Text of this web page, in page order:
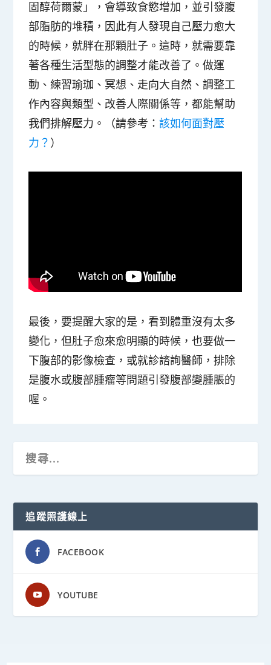
固醇荷爾蒙」，會導致食慾增加，並引發腹
部脂肪的堆積，因此有人發現自己壓力愈大
的時候，就胖在那顆肚子。這時，就需要靠
著各種生活型態的調整才能改善了。做運
動、練習瑜珈、冥想、走向大自然、調整工
作內容與類型、改善人際關係等，都能幫助
我們排解壓力。（請參考：該如何面對壓
力？ ）
最後，要提醒大家的是，看到體重沒有太多
變化，但肚子愈來愈明顯的時候，也要做一
下腹部的影像檢查，或就診諮詢醫師，排除
是腹水或腹部腫瘤等問題引發腹部變腫脹的
喔。
追蹤照護線上
FACEBOOK
YOUTUBE